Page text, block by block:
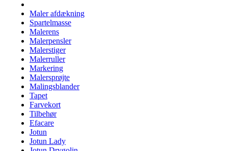
Maler afdækning
Spartelmasse
Malerens
Malerpensler
Malerstiger
Malerruller
Markering
Malersprøjte
Malingsblander
Tapet
Farvekort
Tilbehør
Efacare
Jotun
Jotun Lady